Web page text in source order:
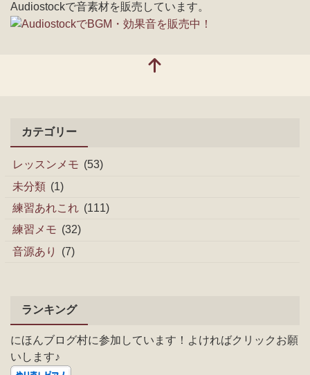
Audiostockで音素材を販売しています。
カテゴリー
レッスンメモ (53)
未分類 (1)
練習あれこれ (111)
練習メモ (32)
音源あり
(7)
ランキング
にほんブログ村に参加しています！よければクリックお願
いします♪